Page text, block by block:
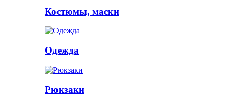
Костюмы, маски
Одежда
Рюкзаки